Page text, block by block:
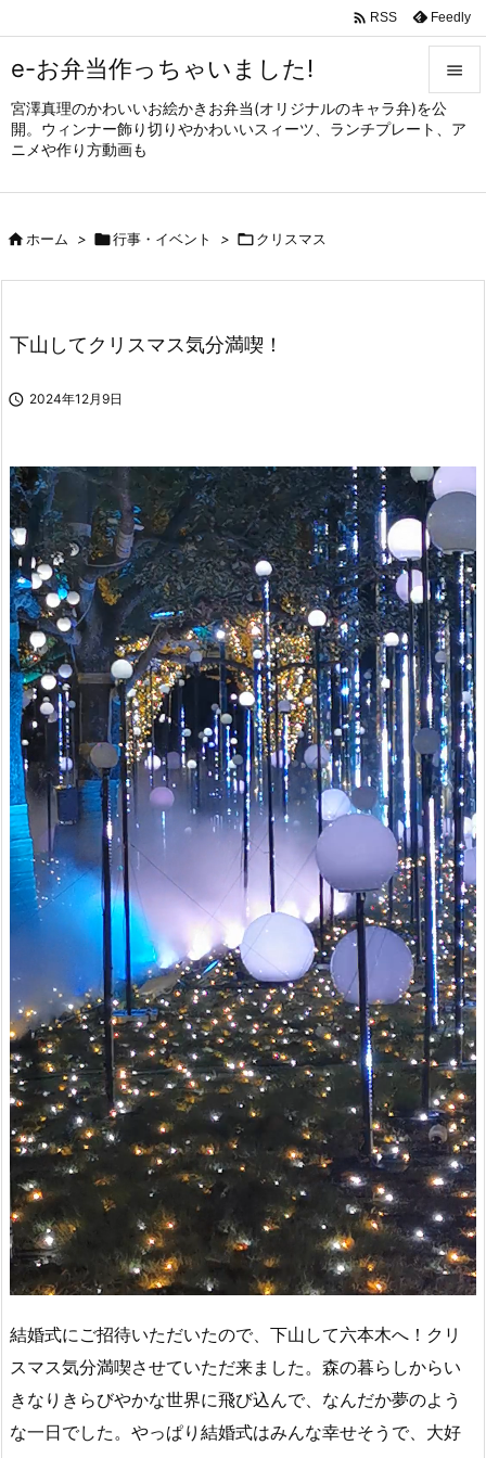
e-お弁当作っちゃいました!
宮澤真理のかわいいお絵かきお弁当(オリジナルのキャラ弁)を公
開。ウィンナー飾り切りやかわいいスィーツ、ランチプレート、ア
ニメや作り方動画も


メニュ
サイド

 RSS Feedly
ホーム > 行事・イベント > クリスマス
下山してクリスマス気分満喫！
 2024年12月9日
結婚式にご招待いただいたので、下山して六本木へ！クリ
スマス気分満喫させていただ来ました。森の暮らしからい
きなりきらびやかな世界に飛び込んで、なんだか夢のよう
な一日でした。やっぱり結婚式はみんな幸せそうで、大好